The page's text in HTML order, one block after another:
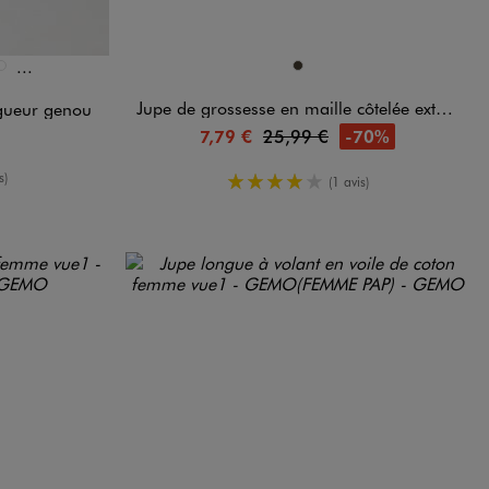
FONCE
VERT STANDARD
genou
Disponible en 1 colorisTAUPE
Jupe de grossesse en maille côtelée extensible
7,79 € 25,99 €
-70%
4/5 de moyenne
(1 avis)